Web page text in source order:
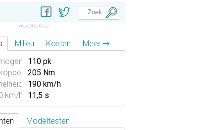
Milieu Kosten
Meer →
110 pk
205 Nm
190 km/h
km/h
11,5 s
Modeltesten